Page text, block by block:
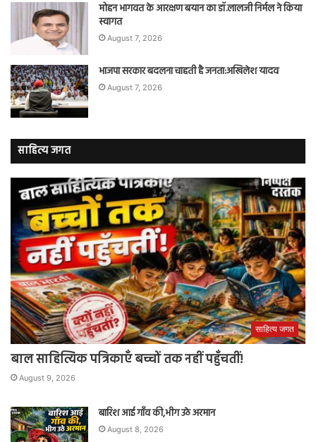
मोहन भागवत के आरक्षण बयान का डॉ.लालजी निर्मल ने किया
स्वागत
August 7, 2026
भाजपा सरकार बदलना चाहती है जनता:अखिलेश यादव
August 7, 2026
साहित्य जगत
साहित्य जगत
बाल साहित्यिक पत्रिकाएँ बच्चों तक नहीं पहुँचतीं!
August 9, 2026
बारिश आई गाँव की,भीग उठे अरमान
August 8, 2026